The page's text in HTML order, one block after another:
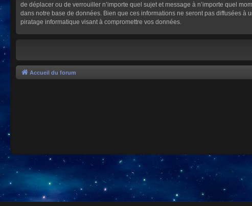
de déplacer ou de verrouiller n’importe quel sujet et message à n’importe quel
dans notre base de données. Bien que ces informations ne seront pas diffusées à
piratage informatique visant à compromettre vos données.
Accueil du forum